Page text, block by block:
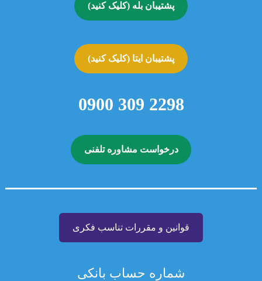
پشتیبان بله (کلیک کنید)
پشتیبان ایتا (کلیک کنید)
2298 309 0900
درخواست مشاوره تلفنی
قوانین و مقررات تناسب فکری
شماره حساب بانکی